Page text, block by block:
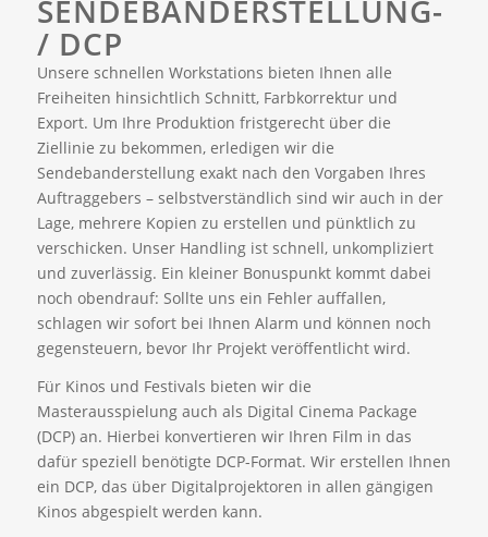
SENDEBANDERSTELLUNG-
/ DCP
Unsere schnellen Workstations bieten Ihnen alle
Freiheiten hinsichtlich Schnitt, Farbkorrektur und
Export. Um Ihre Produktion fristgerecht über die
Ziellinie zu bekommen, erledigen wir die
Sendebanderstellung exakt nach den Vorgaben Ihres
Auftraggebers – selbstverständlich sind wir auch in der
Lage, mehrere Kopien zu erstellen und pünktlich zu
verschicken. Unser Handling ist schnell, unkompliziert
und zuverlässig. Ein kleiner Bonuspunkt kommt dabei
noch obendrauf: Sollte uns ein Fehler auffallen,
schlagen wir sofort bei Ihnen Alarm und können noch
gegensteuern, bevor Ihr Projekt veröffentlicht wird.
Für Kinos und Festivals bieten wir die
Masterausspielung auch als Digital Cinema Package
(DCP) an. Hierbei konvertieren wir Ihren Film in das
dafür speziell benötigte DCP-Format. Wir erstellen Ihnen
ein DCP, das über Digitalprojektoren in allen gängigen
Kinos abgespielt werden kann.